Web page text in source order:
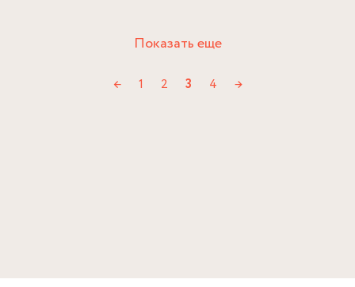
Показать еще
← 1 2 3 4 →